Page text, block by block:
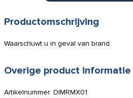
Productomschrijving
Waarschuwt u in geval van brand.
Overige product informatie
Artikelnummer: DIMRMX01